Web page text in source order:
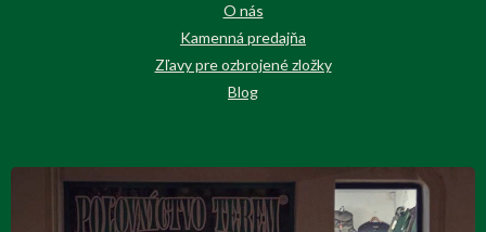
O nás
Kamenná predajňa
Zľavy pre ozbrojené zložky
Blog